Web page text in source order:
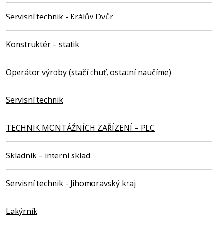
Servisní technik - Králův Dvůr
Konstruktér – statik
Operátor výroby (stačí chuť, ostatní naučíme)
Servisní technik
TECHNIK MONTÁŽNÍCH ZAŘÍZENÍ – PLC
Skladník – interní sklad
Servisní technik - Jihomoravský kraj
Lakýrník